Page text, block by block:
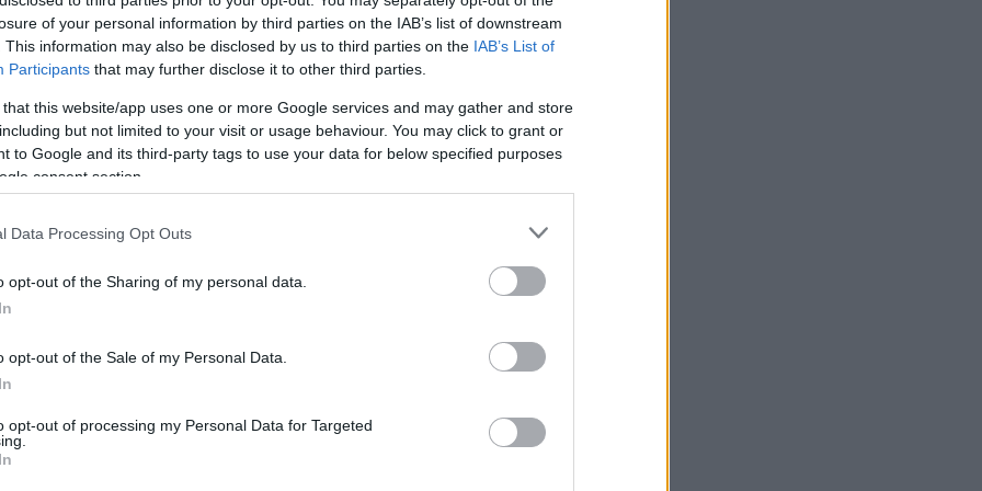
of your personal information by third parties on the IAB’s list of downstream
This information may also be disclosed by us to third parties on the IAB’s List of
Participants that may further disclose it to other third parties.
that this website/app uses one or more Google services and may gather and store
but not limited to your visit or usage behaviour. You may click to grant or
to Google and its third-party tags to use your data for below specified purposes
consent section.
Data Processing Opt Outs
opt-out of the Sharing of my personal data.
opt-out of the Sale of my Personal Data.
opt-out of processing my Personal Data for Targeted
så bra for meg i sommer. Men da de begynte å spille ut
til ifjor kjente jeg meg sterk opp den siste bakken
men det er alltid bra å ta med seg. Jeg har jo
deilig å få med seg en seier også i år.
avstand før den siste stigningen, og han var aldri presset
tilbake og passerte lagkameraten Elias Andersson på
tre første som er toppløpere i Ski Classics på vinteren.
til at Ski Team Göhlins fikk en seier i årets Båstad-Mölle.
og slet med kram de siste kilometerne. Tsjekkiske Tereza